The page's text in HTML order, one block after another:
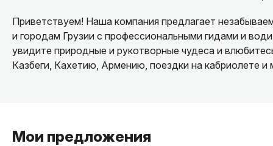
Приветствуем! Наша компания предлагает
и городам Грузии с профессиональными гидами и
увидите природные и рукотворные чудеса и
Казбеги, Кахетию, Армению, поездки на кабриолете
Мои предложения